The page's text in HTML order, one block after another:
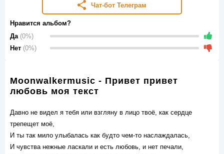
Чат-бот Телеграм
Нравится альбом?
Да (0%)
Нет (0%)
Moonwalkermusic - Привет привет
любовь моя текст
Давно не видел я тебя или взгляну в лицо твоё, как сердце
трепещет моё,
И ты так мило улыбалась как будто чем-то наслаждалась,
И чувства нежные ласкали и есть любовь, и нет печали,